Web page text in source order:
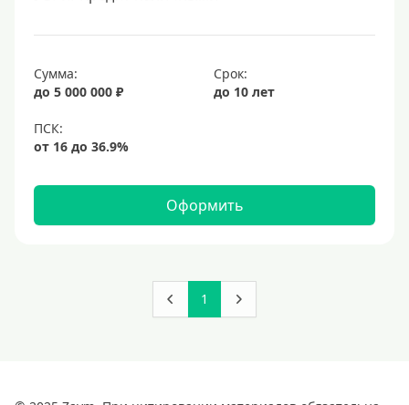
Сумма:
до 5 000 000 ₽
Срок:
до 10 лет
Оформить
1